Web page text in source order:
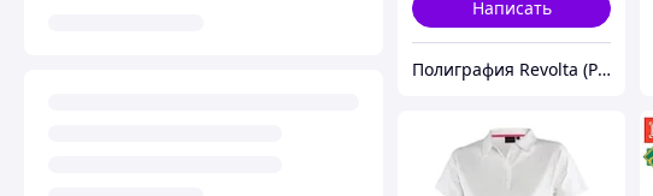
Написать
Полиграфия Revolta (РЕВОЛТА) в Алматы – печать и изготовление